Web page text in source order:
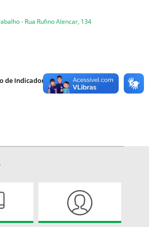
- Rua Rufino Alencar, 134
de Indicadores - Ceará sem Fome